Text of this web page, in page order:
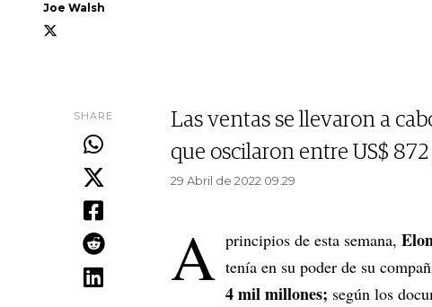
Joe Walsh
SHARE
Las ventas se llevaron a
que oscilaron entre US$
29 Abril de 2022 09.29
A principios de esta semana,
tenía en su poder de su
4 mil millones; según los